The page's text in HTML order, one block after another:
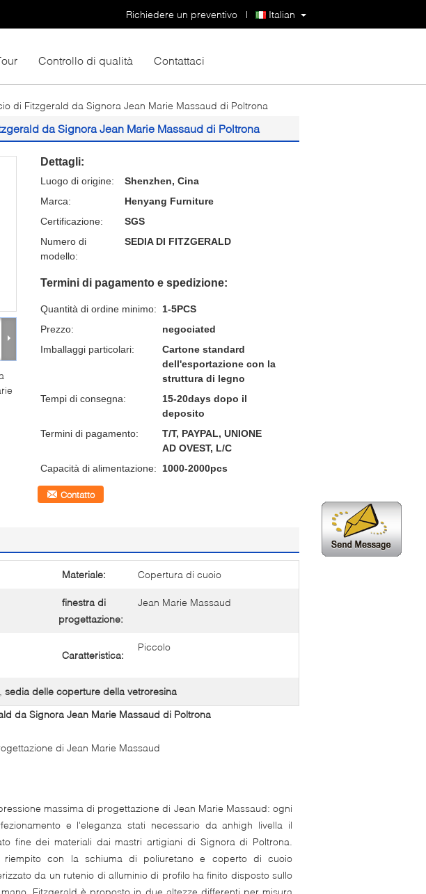
Italian
Richiedere un preventivo |
Controllo di qualità Contattaci
di Fitzgerald da Signora Jean Marie Massaud di Poltrona
da Signora Jean Marie Massaud di Poltrona
Dettagli:
Luogo di origine:
Shenzhen, Cina
Marca:
Henyang Furniture
Certificazione:
SGS
Numero di
modello:
SEDIA DI FITZGERALD
Termini di pagamento e spedizione:
Quantità di ordine minimo:
1-5PCS
Prezzo:
negociated
Imballaggi particolari:
Cartone standard
dell'esportazione con la
struttura di legno
Tempi di consegna:
15-20days dopo il
deposito
Termini di pagamento:
T/T, PAYPAL, UNIONE
AD OVEST, L/C
Capacità di alimentazione:
1000-2000pcs
Contatto
Materiale: Copertura di cuoio
finestra di
progettazione:
Jean Marie Massaud
Caratteristica:
Piccolo
sedia delle coperture della vetroresina
da Signora Jean Marie Massaud di Poltrona
di Jean Marie Massaud
massima di progettazione di Jean Marie Massaud: ogni
e l'eleganza stati necessario da anhigh livella il
fine dei materiali dai mastri artigiani di Signora di Poltrona.
riempito con la schiuma di poliuretano e coperto di cuoio
da un rutenio di alluminio di profilo ha finito disposto sullo
Fitzgerald è proposto in due altezze differenti per misura